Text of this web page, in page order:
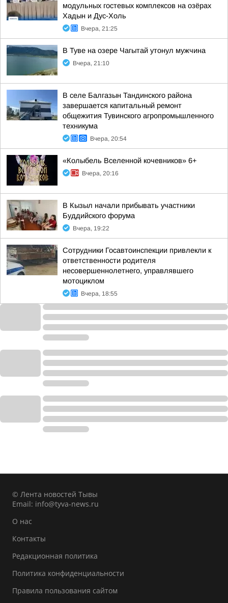
модульных гостевых комплексов на озёрах
Хадын и Дус-Холь
Вчера, 21:25
В Туве на озере Чагытай утонул мужчина
Вчера, 21:10
В селе Балгазын Тандинского района
завершается капитальный ремонт
общежития Тувинского агропромышленного
техникума
Вчера, 20:54
«Колыбель Вселенной кочевников» 6+
Вчера, 20:16
В Кызыл начали прибывать участники
Буддийского форума
Вчера, 19:22
Сотрудники Госавтоинспекции привлекли к
ответственности родителя
несовершеннолетнего, управлявшего
мотоциклом
Вчера, 18:55
© Лента новостей Тывы
Email: info@tyva-news.ru
О нас
Контакты
Редакционная политика
Политика конфиденциальности
Правила пользования сайтом